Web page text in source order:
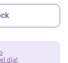
día!